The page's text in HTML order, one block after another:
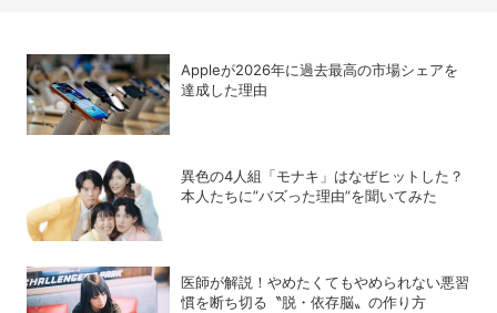
Appleが2026年に過去最⾼の市場シェアを
達成した理由
異色の4人組「モナキ」はなぜヒットした？
本人たちに”バズった理由”を聞いてみた
医師が解説！やめたくてもやめられない悪習
慣を断ち切る〝脱・依存脳〟の作り方